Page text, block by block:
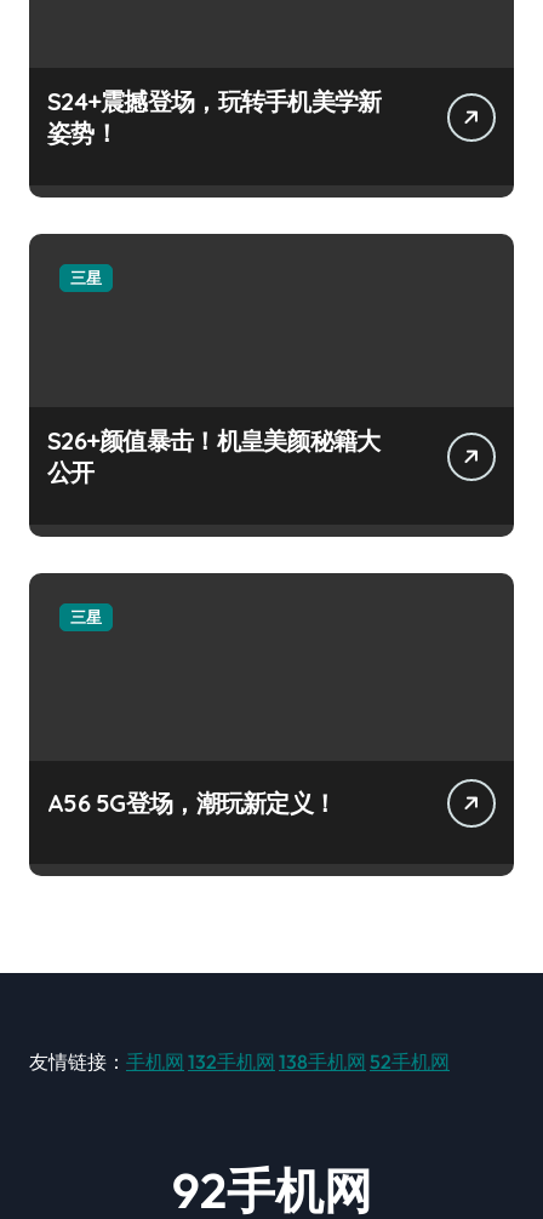
S24+震撼登场，玩转手机美学新
姿势！
三星
S26+颜值暴击！机皇美颜秘籍大
公开
三星
A56 5G登场，潮玩新定义！
友情链接： 手机网 132手机网 138手机网 52手机网
92手机网